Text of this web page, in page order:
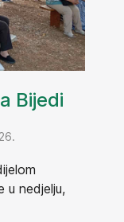
Bijedi
u nedjelju,